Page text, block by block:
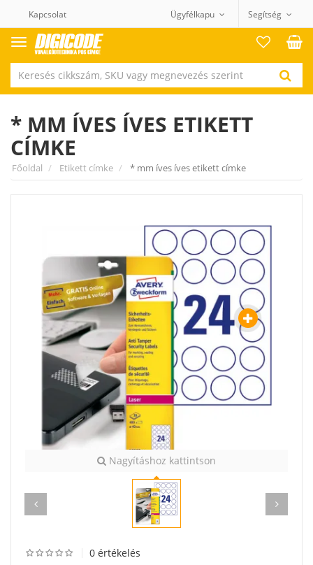
Kapcsolat Ügyfélkapu Segítség
Termék
kategóriák
* MM ÍVES ÍVES ETIKETT
CÍMKE
Főoldal Etikett címke * mm íves íves etikett címke
Nagyításhoz kattintson
0 értékelés